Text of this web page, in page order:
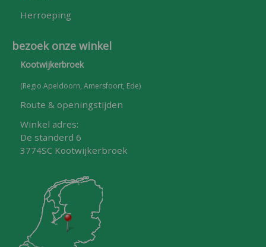
Herroeping
bezoek onze winkel
Kootwijkerbroek
(Regio Apeldoorn, Amersfoort, Ede)
Route & openingstijden
Winkel adres:
De standerd 6
3774SC Kootwijkerbroek